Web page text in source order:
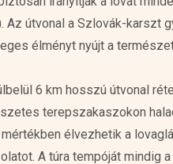
Az útvonal a Szlovák-karszt
élményt nyújt a
6 km hosszú útvonal
terepszakaszokon
élvezhetik a
A túra tempóját mindig